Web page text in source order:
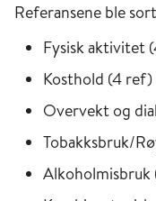
Referansene ble
Fysisk aktivitet
Kosthold (4 ref)
Overvekt og
Tobakksbruk/
Alkoholmisbruk